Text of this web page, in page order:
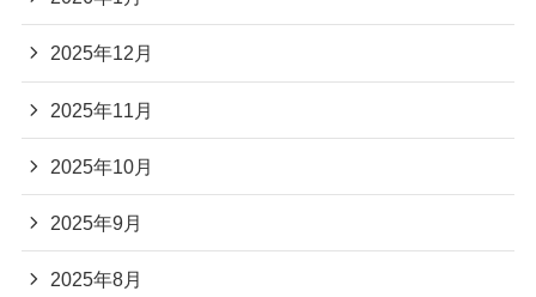
2025年12月
2025年11月
2025年10月
2025年9月
2025年8月